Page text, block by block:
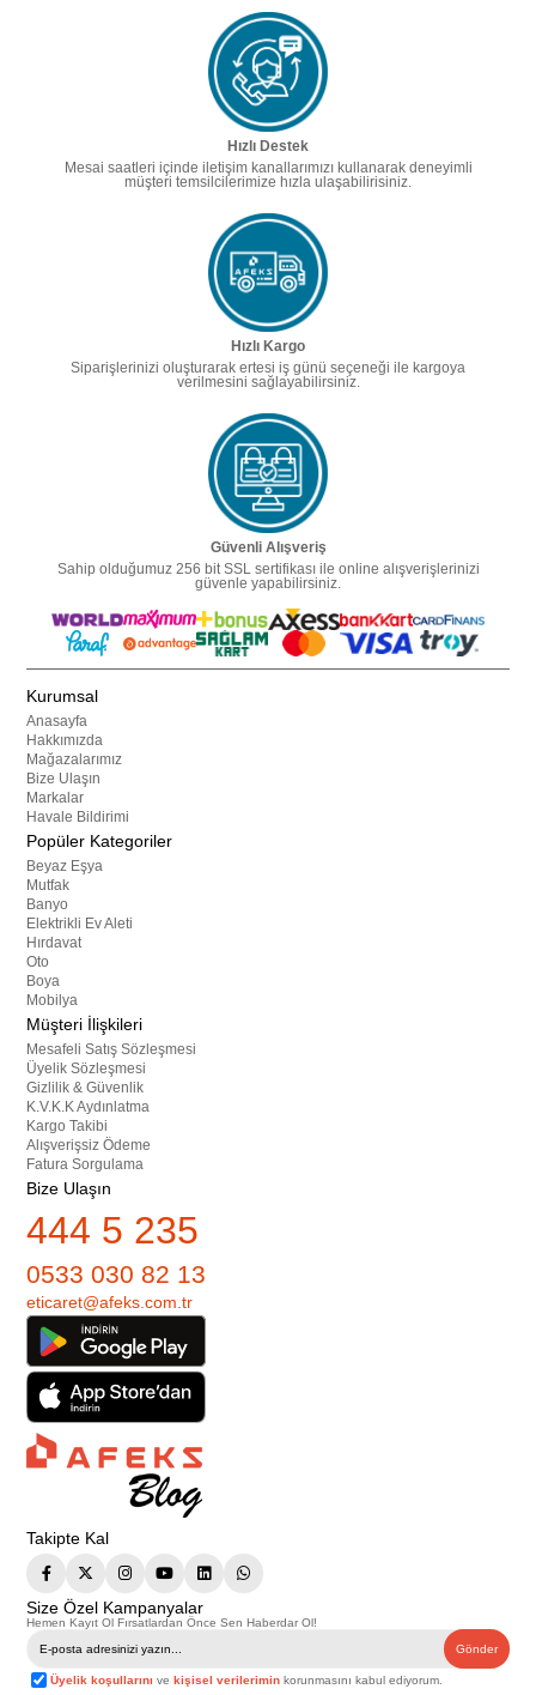
Hızlı Destek
Mesai saatleri içinde iletişim kanallarımızı kullanarak deneyimli
müşteri temsilcilerimize hızla ulaşabilirisiniz.
Hızlı Kargo
Siparişlerinizi oluşturarak ertesi iş günü seçeneği ile kargoya
verilmesini sağlayabilirsiniz.
Güvenli Alışveriş
Sahip olduğumuz 256 bit SSL sertifikası ile online alışverişlerinizi
güvenle yapabilirsiniz.
Kurumsal
Anasayfa
Hakkımızda
Mağazalarımız
Bize Ulaşın
Markalar
Havale Bildirimi
Popüler Kategoriler
Beyaz Eşya
Mutfak
Banyo
Elektrikli Ev Aleti
Hırdavat
Oto
Boya
Mobilya
Müşteri İlişkileri
Mesafeli Satış Sözleşmesi
Üyelik Sözleşmesi
Gizlilik & Güvenlik
K.V.K.K Aydınlatma
Kargo Takibi
Alışverişsiz Ödeme
Fatura Sorgulama
Bize Ulaşın
444 5 235
0533 030 82 13
eticaret@afeks.com.tr
Takipte Kal
Size Özel Kampanyalar
Hemen Kayıt Ol Fırsatlardan Önce Sen Haberdar Ol!
Gönder
Üyelik koşullarını vekişisel verilerimin korunmasını kabul ediyorum.